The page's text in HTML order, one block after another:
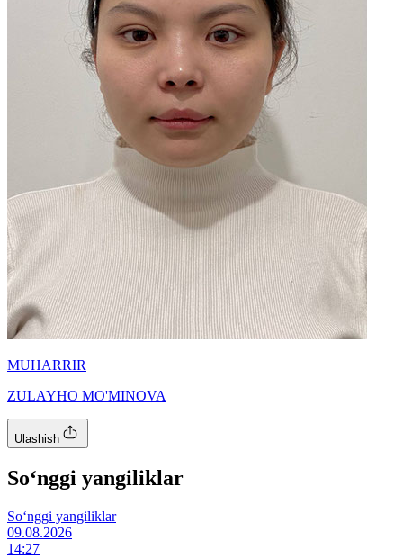
MUHARRIR
ZULAYHO MO'MINOVA
Ulashish
So‘nggi yangiliklar
So‘nggi yangiliklar
09.08.2026
14:27